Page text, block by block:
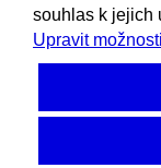
souhlas k jejich
Upravit možnosti